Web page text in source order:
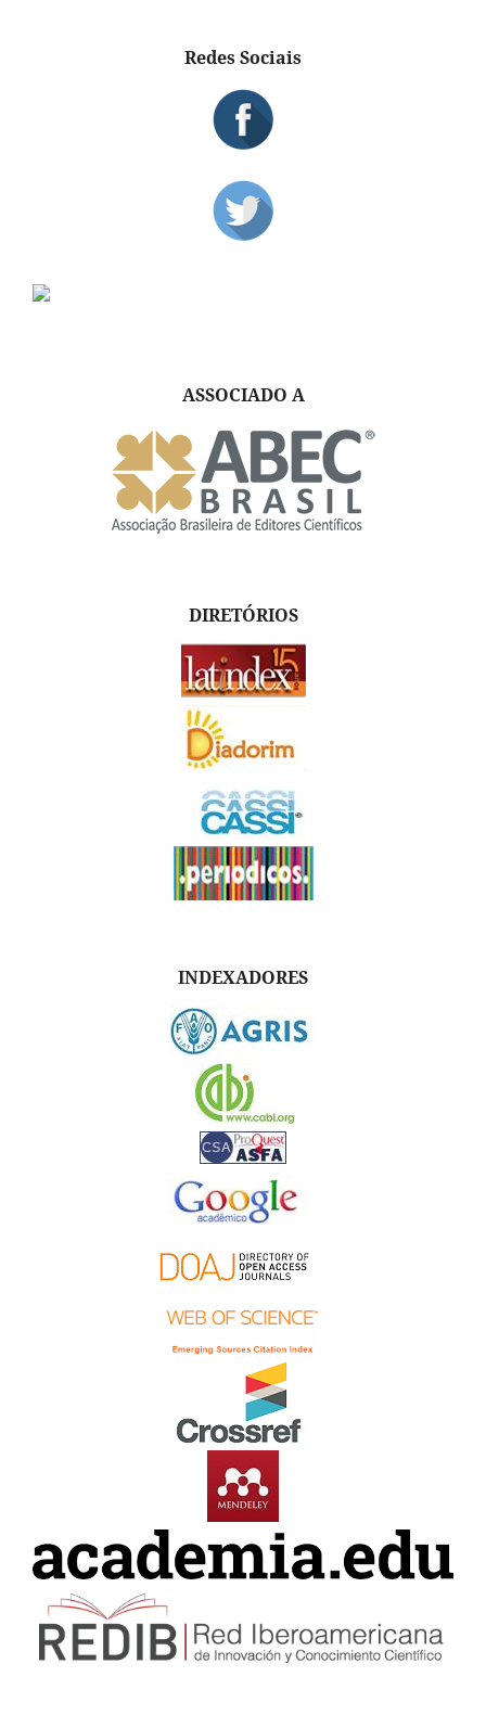
Redes Sociais
ASSOCIADO A
DIRETÓRIOS
INDEXADORES